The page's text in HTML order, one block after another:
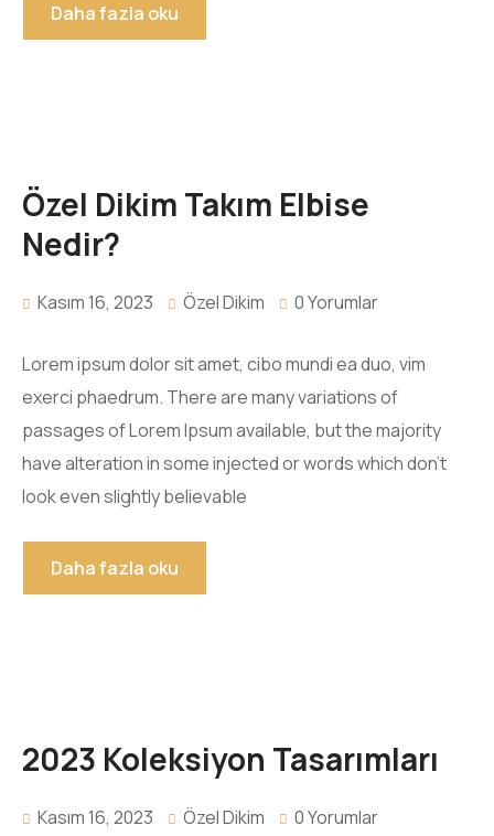
Daha fazla oku
Özel Dikim Takım Elbise
Nedir?
Kasım 16, 2023 Özel Dikim 0 Yorumlar
Lorem ipsum dolor sit amet, cibo mundi ea duo, vim
exerci phaedrum. There are many variations of
passages of Lorem Ipsum available, but the majority
have alteration in some injected or words which don’t
look even slightly believable
Daha fazla oku
2023 Koleksiyon Tasarımları
Kasım 16, 2023 Özel Dikim 0 Yorumlar